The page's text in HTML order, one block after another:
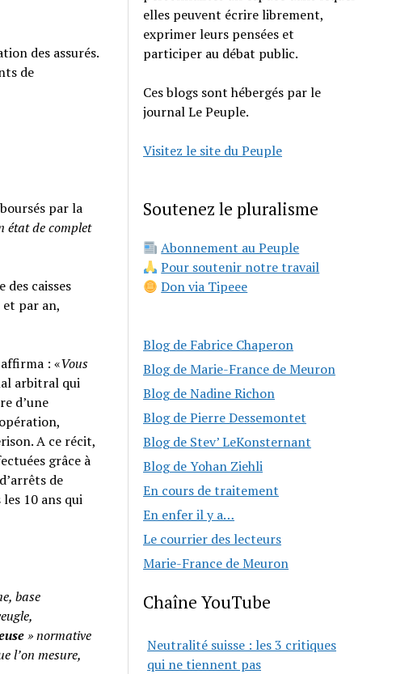
des assurés.
de
par la
état de complet
caisses
par an,
: «Vous
arbitral qui
d’une
A ce récit,
grâce à
de
10 ans qui
base
» normative
l’on mesure,
elles peuvent écrire librement,
exprimer leurs pensées et
participer au débat public.
Ces blogs sont hébergés par le
journal Le Peuple.
Visitez le site du Peuple
Soutenez le pluralisme
Abonnement au Peuple
Pour soutenir notre travail
Don via Tipeee
Blog de Fabrice Chaperon
Blog de Marie-France de Meuron
Blog de Nadine Richon
Blog de Pierre Dessemontet
Blog de Stev’ LeKonsternant
Blog de Yohan Ziehli
En cours de traitement
En enfer il y a…
Le courrier des lecteurs
Marie-France de Meuron
Chaîne YouTube
Neutralité suisse : les 3 critiques
qui ne tiennent pas